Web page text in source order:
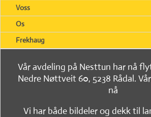
Voss
Os
Frekhaug
Vår avdeling på Nesttun har nå
Nedre Nøttveit 60, 5238 Rådal.
nå
Vi har både bildeler og dekk til